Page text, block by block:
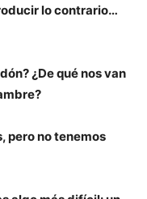
lo contrario…
¿De qué nos van
pero no tenemos